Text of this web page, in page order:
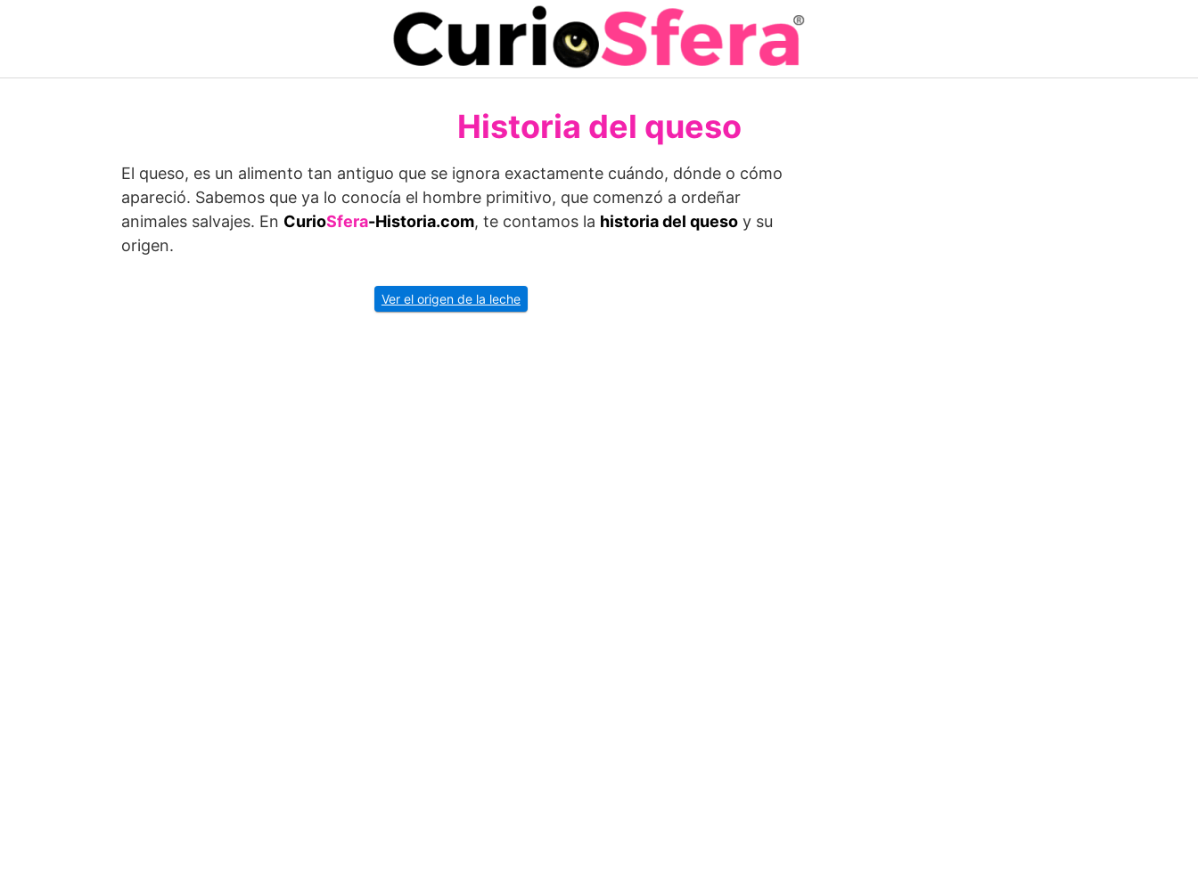
Historia del queso
El queso, es un alimento tan antiguo que se ignora exactamente cuándo, dónde o cómo
apareció. Sabemos que ya lo conocía el hombre primitivo, que comenzó a ordeñar
animales salvajes. En CurioSfera-Historia.com, te contamos la historia del queso y su
origen.
Ver el origen de la leche